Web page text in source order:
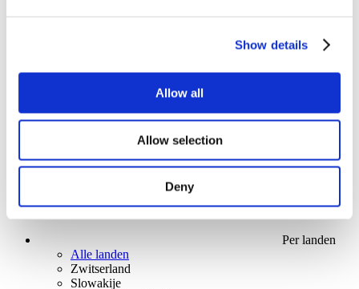
Show details
Allow all
Allow selection
Deny
At vise
Per landen
Alle landen
Zwitserland
Slowakije